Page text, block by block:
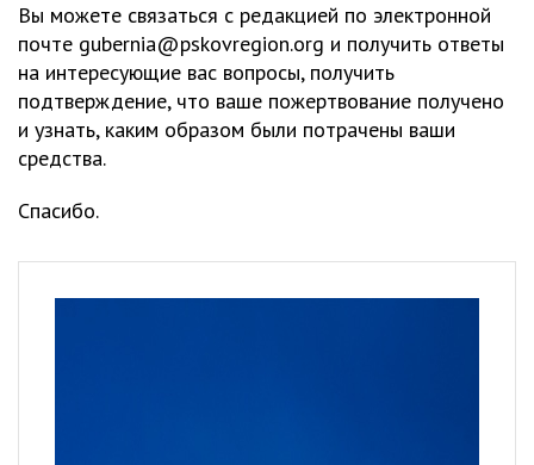
Вы можете связаться с редакцией по электронной
почте gubernia@pskovregion.org и получить ответы
на интересующие вас вопросы, получить
подтверждение, что ваше пожертвование получено
и узнать, каким образом были потрачены ваши
средства.
Спасибо.